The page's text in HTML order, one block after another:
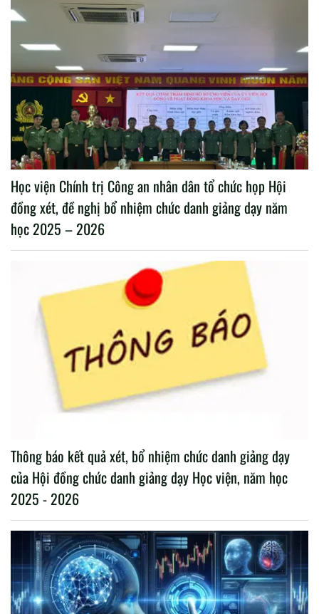
Học viện Chính trị Công an nhân dân tổ chức họp Hội
đồng xét, đề nghị bổ nhiệm chức danh giảng dạy năm
học 2025 – 2026
Thông báo kết quả xét, bổ nhiệm chức danh giảng dạy
của Hội đồng chức danh giảng dạy Học viện, năm học
2025 - 2026